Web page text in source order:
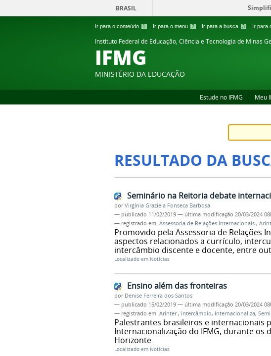
Ir para o conteúdo 1 Ir para o menu 2 Ir para a busca 3 Ir para
BRASIL
Instituto Federal de Educação, Ciência e Tecnologia de Minas
IFMG
MINISTÉRIO DA EDUCAÇÃO
Estude no IFMG Meu
RESULTADO DA
Seminário na Reitoria debate
porVirgínia Graziela Fonseca Barbosa
— publicado 11/02/2019 — última modificação 20/03/2024
— registrado em: Assessoria de Relações Internacionais ,
Promovido pela Assessoria de Relações
aspectos relacionados a currículo,
intercâmbio discente e docente, entre
Localizado em Notícias
Ensino além das fronteiras
por Denise Ferreira dos Santos
— publicado 15/02/2019 — última modificação 20/03/2024
— registrado em: Arinter, intercâmbio, Internacionaliza,
Palestrantes brasileiros e internacionais
Internacionalização do IFMG, durante os
Horizonte
Localizado em Notícias